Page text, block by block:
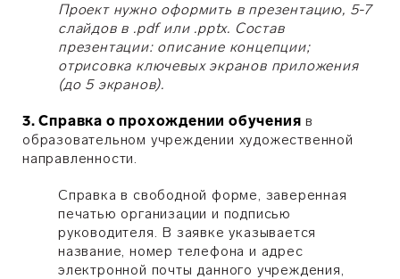
Проект нужно оформить в презентацию, 5-7
слайдов в .pdf или .pptx. Состав
презентации: описание концепции;
отрисовка ключевых экранов приложения
(до 5 экранов).
3. Справка о прохождении обучения в
образовательном учреждении художественной
направленности.
Справка в свободной форме, заверенная
печатью организации и подписью
руководителя. В заявке указывается
название, номер телефона и адрес
электронной почты данного учреждения,